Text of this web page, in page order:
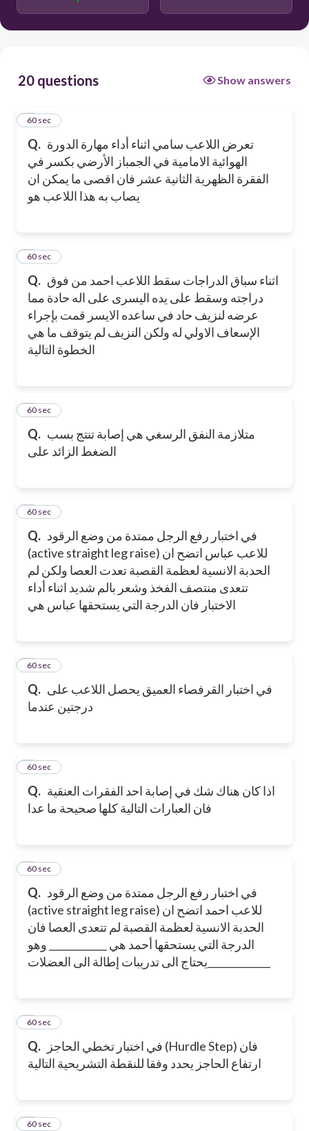
20 questions Show answers
Q. تعرض اللاعب سامي اثناء أداء مهارة الدورة
الهوائية الامامية في الجمباز الأرضي بكسر في
الفقرة الظهرية الثانية عشر فان اقصى ما يمكن ان
يصاب به هذا اللاعب هو
160 sec
Q. اثناء سباق الدراجات سقط اللاعب احمد من فوق
دراجته وسقط على يده اليسرى على اله حادة مما
عرضه لنزيف حاد في ساعده الايسر قمت بإجراء
الإسعاف الاولي له ولكن النزيف لم يتوقف ما هي
الخطوة التالية
260 sec
Q. متلازمة النفق الرسغي هي إصابة تنتج بسب
الضغط الزائد على
360 sec
Q. في اختبار رفع الرجل ممتدة من وضع الرقود
(active straight leg raise) للاعب عباس اتضح ان
الحدبة الانسية لعظمة القصبة تعدت العصا ولكن لم
تتعدى منتصف الفخذ وشعر بالم شديد اثناء أداء
الاختبار فان الدرجة التي يستحقها عباس هي
460 sec
Q. في اختبار القرفصاء العميق يحصل اللاعب على
درجتين عندما
560 sec
Q. اذا كان هناك شك في إصابة احد الفقرات العنقية
فان العبارات التالية كلها صحيحة ما عدا
660 sec
Q. في اختبار رفع الرجل ممتدة من وضع الرقود
(active straight leg raise) للاعب احمد اتضح ان
الحدبة الانسية لعظمة القصبة لم تتعدى العصا فان
الدرجة التي يستحقها أحمد هي ____________ وهو
760 sec
Q.
في اختبار تخطي الحاجز (Hurdle Step) فان
ارتفاع الحاجز يحدد وفقا للنقطة التشريحية التالية
860 sec
960 sec